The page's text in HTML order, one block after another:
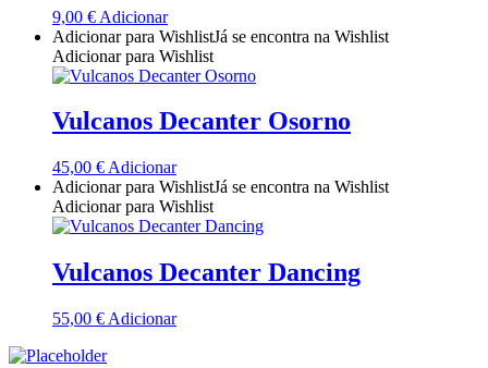
Quinta Do Regueiro - Região Vinhos Verdes
Quinta Do Rogel Algarve
Quinta do Sobreiró Trás-os -Montes
Quinta Do Ventozelo - Douro
Quinta Dos Termos - Beira Interior
Quinta José Rodrigues - Humanitas
9,00 € Adicionar
Adicionar para WishlistJá se encontra na Wishlist
Adicionar para Wishlist
Vulcanos Decanter Osorno
45,00 € Adicionar
Adicionar para WishlistJá se encontra na Wishlist
Adicionar para Wishlist
Vulcanos Decanter Dancing
55,00 € Adicionar